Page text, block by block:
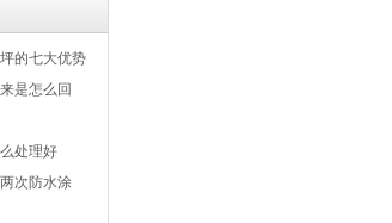
的七大优势
是怎么回
处理好
次防水涂